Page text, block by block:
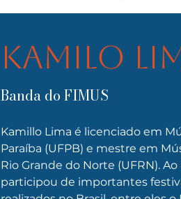
Kamilo
Banda do FIMUS
Kamillo Lima é licenciado em
Paraíba (UFPB) e mestre em
Rio Grande do Norte (UFRN).
participou de importantes